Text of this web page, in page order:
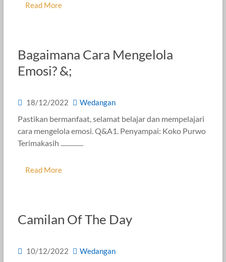
Read More
Bagaimana Cara Mengelola
Emosi? &;
18/12/2022 Wedangan
Pastikan bermanfaat, selamat belajar dan mempelajari
cara mengelola emosi. Q&A1. Penyampai: Koko Purwo
Terimakasih ...............
Read More
Camilan Of The Day
10/12/2022 Wedangan